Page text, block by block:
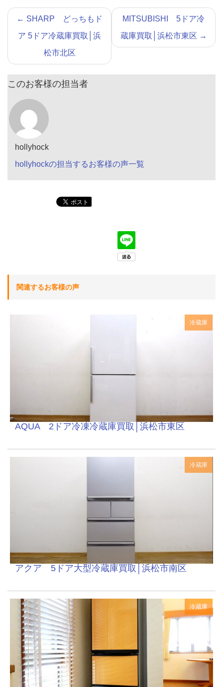
← SHARP どっちもド
ア 5ドア冷蔵庫買取│浜
松市北区
MITSUBISHI 5ドア冷
蔵庫買取│浜松市東区 →
このお客様の担当者
hollyhock
hollyhockの担当するお客様の声一覧
関連するお客様の声
冷蔵庫
AQUA 2ドア冷凍冷蔵庫買取│浜松市東区
冷蔵庫
アクア 5ドア大型冷蔵庫買取│浜松市南区
冷蔵庫